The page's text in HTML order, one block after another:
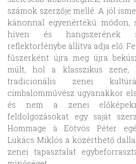
számok szerzője mellé. A jól
kánonnal egyenértékű módon,
híven és hangszerének
reflektorfénybe állítva adja elő.
fűszerként újra meg újra
múlt, hol a klasszikus
tradicionális zenei
cimbalomművész ugyanakkor
és nem a zenei
feldolgozásokat egy saját
Hommage à Eötvös Péter
Lukács Miklós a közérthető
zenei tapasztalat